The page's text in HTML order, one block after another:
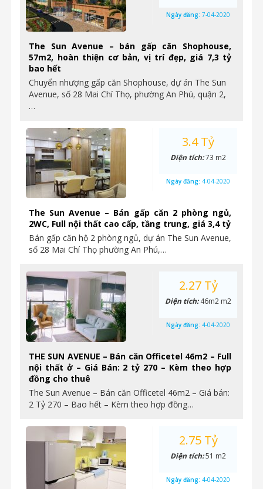
The Sun Avenue – bán gấp căn Shophouse,
57m2, hoàn thiện cơ bản, vị trí đẹp, giá 7,3 tỷ
bao hết
Chuyển nhượng gấp căn Shophouse, dự án The Sun
Avenue, số 28 Mai Chí Thọ, phường An Phú, quận 2,
…
Ngày đăng: 7-04-2020
The Sun Avenue – Bán gấp căn 2 phòng ngủ,
2WC, Full nội thất cao cấp, tầng trung, giá 3,4 tỷ
Bán gấp căn hộ 2 phòng ngủ, dự án The Sun Avenue,
số 28 Mai Chí Thọ phường An Phú,…
3.4 Tỷ
Diện tích:73 m2
Ngày đăng: 4-04-2020
THE SUN AVENUE – Bán căn Officetel 46m2 – Full
nội thất ở – Giá Bán: 2 tỷ 270 – Kèm theo hợp
đồng cho thuê
The Sun Avenue – Bán căn Officetel 46m2 – Giá bán:
2 Tỷ 270 – Bao hết – Kèm theo hợp đồng…
2.27 Tỷ
Diện tích:46m2 m2
Ngày đăng: 4-04-2020
2.75 Tỷ
Diện tích:51 m2
Ngày đăng: 4-04-2020